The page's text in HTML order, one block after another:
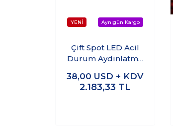
Çift Spot LED Acil
Durum Aydınlatma
38,00 USD + KDV
2.183,33 TL